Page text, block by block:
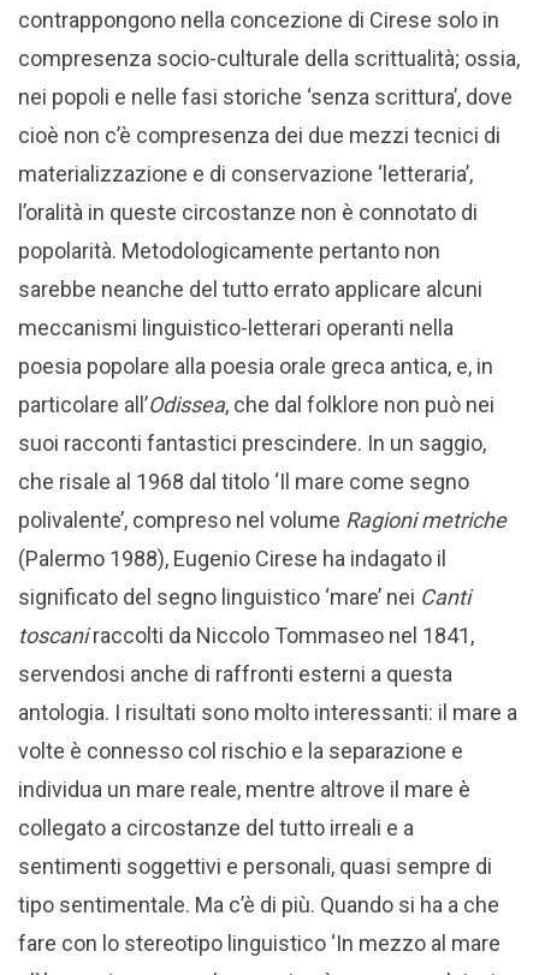
contrappongono nella concezione di Cirese solo in
compresenza socio-culturale della scrittualità; ossia,
nei popoli e nelle fasi storiche ‘senza scrittura’, dove
cioè non c’è compresenza dei due mezzi tecnici di
materializzazione e di conservazione ‘letteraria’,
l’oralità in queste circostanze non è connotato di
popolarità. Metodologicamente pertanto non
sarebbe neanche del tutto errato applicare alcuni
meccanismi linguistico-letterari operanti nella
poesia popolare alla poesia orale greca antica, e, in
particolare all’Odissea, che dal folklore non può nei
suoi racconti fantastici prescindere. In un saggio,
che risale al 1968 dal titolo ‘Il mare come segno
polivalente’, compreso nel volume Ragioni metriche
(Palermo 1988), Eugenio Cirese ha indagato il
significato del segno linguistico ‘mare’ nei Canti
toscaniraccolti da Niccolo Tommaseo nel 1841,
servendosi anche di raffronti esterni a questa
antologia. I risultati sono molto interessanti: il mare a
volte è connesso col rischio e la separazione e
individua un mare reale, mentre altrove il mare è
collegato a circostanze del tutto irreali e a
sentimenti soggettivi e personali, quasi sempre di
tipo sentimentale. Ma c’è di più. Quando si ha a che
fare con lo stereotipo linguistico ‘In mezzo al mare